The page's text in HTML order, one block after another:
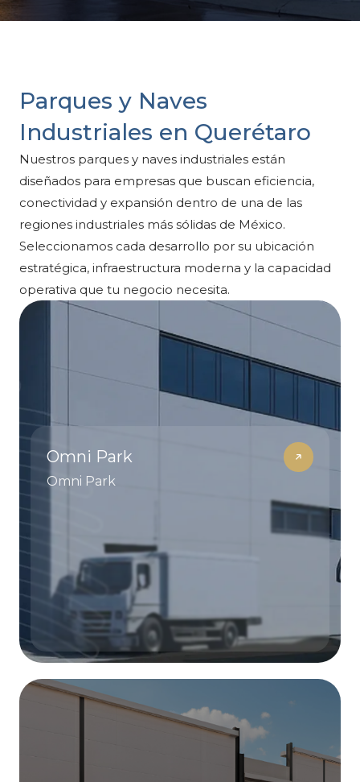
Parques y Naves
Industriales en Querétaro
Nuestros parques y naves industriales están
diseñados para empresas que buscan eficiencia,
conectividad y expansión dentro de una de las
regiones industriales más sólidas de México.
Seleccionamos cada desarrollo por su ubicación
estratégica, infraestructura moderna y la capacidad
operativa que tu negocio necesita.
Omni Park
Omni Park